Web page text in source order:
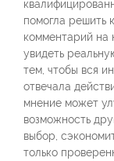
помогла решить
комментарий на
увидеть
тем, чтобы вся
отвечала
мнение может
возможность
выбор,
только